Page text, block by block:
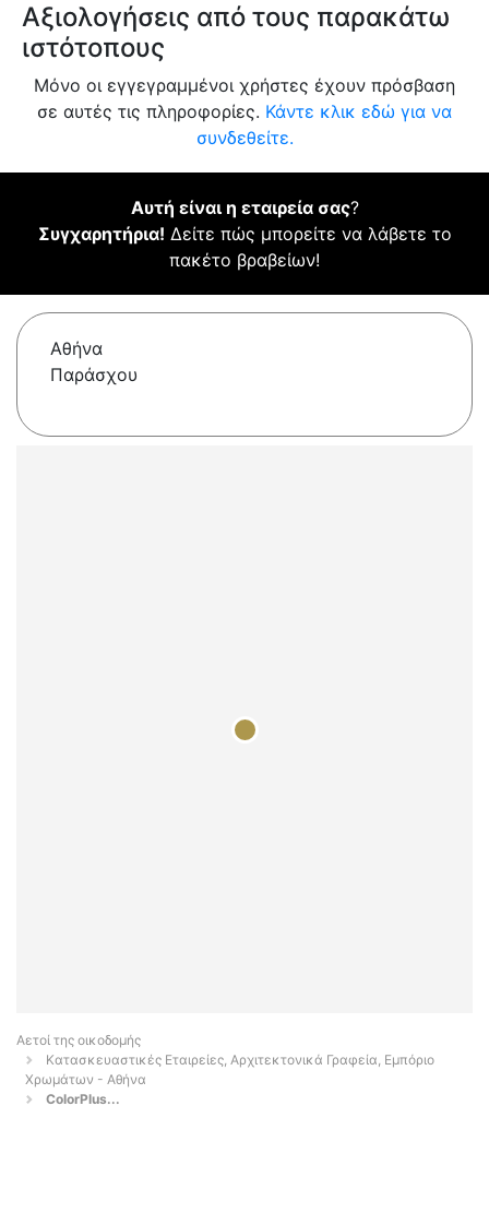
Αξιολογήσεις από τους παρακάτω
ιστότοπους
Μόνο οι εγγεγραμμένοι χρήστες έχουν πρόσβαση
σε αυτές τις πληροφορίες. Κάντε κλικ εδώ για να
συνδεθείτε.
Αυτή είναι η εταιρεία σας?
Συγχαρητήρια! Δείτε πώς μπορείτε να λάβετε το
πακέτο βραβείων!
Αθήνα
Παράσχου
Αετοί της οικοδομής
Κατασκευαστικές Εταιρείες, Αρχιτεκτονικά Γραφεία, Εμπόριο
Χρωμάτων - Αθήνα
ColorPlus...